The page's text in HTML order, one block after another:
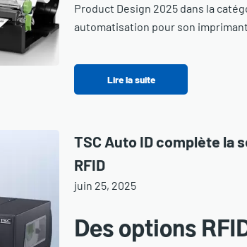
Product Design 2025 dans la
automatisation pour son
Lire la suite
TSC Auto ID complète la
RFID
juin 25, 2025
Des options